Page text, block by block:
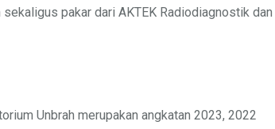
pakar dari AKTEK Radiodiagnostik dan
Unbrah merupakan angkatan 2023, 2022